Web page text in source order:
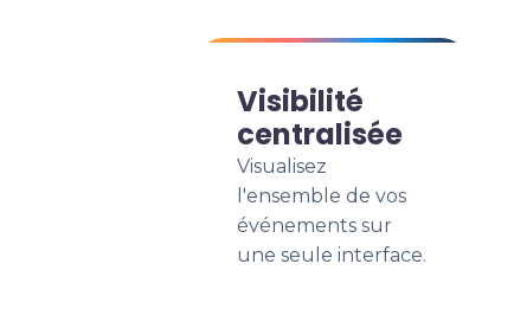
Visibilité
centralisée
Visualisez
l'ensemble de vos
événements sur
une seule interface.